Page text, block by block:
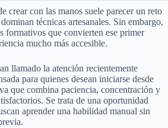
crear con las manos suele parecer un reto
técnicas artesanales. Sin embargo,
formativos que convierten ese primer
mucho más accesible.
llamado la atención recientemente
para quienes desean iniciarse desde
que combina paciencia, concentración y
Se trata de una oportunidad
aprender una habilidad manual sin